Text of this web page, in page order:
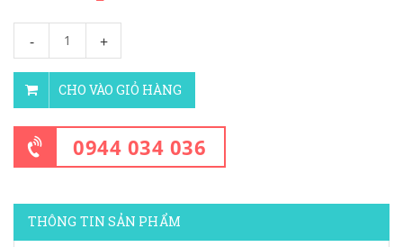
- +
CHO VÀO GIỎ HÀNG
0944 034 036
THÔNG TIN SẢN PHẨM